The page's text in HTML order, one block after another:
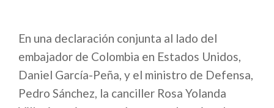
En una declaración conjunta al lado del
embajador de Colombia en Estados Unidos,
Daniel García-Peña, y el ministro de Defensa,
Pedro Sánchez, la canciller Rosa Yolanda